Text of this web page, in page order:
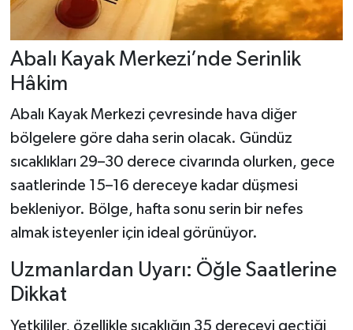
Abalı Kayak Merkezi’nde Serinlik
Hâkim
Abalı Kayak Merkezi çevresinde hava diğer
bölgelere göre daha serin olacak. Gündüz
sıcaklıkları 29–30 derece civarında olurken, gece
saatlerinde 15–16 dereceye kadar düşmesi
bekleniyor. Bölge, hafta sonu serin bir nefes
almak isteyenler için ideal görünüyor.
Uzmanlardan Uyarı: Öğle Saatlerine
Dikkat
Yetkililer, özellikle sıcaklığın 35 dereceyi geçtiği